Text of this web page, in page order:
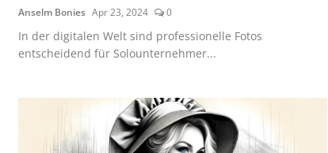
Anselm Bonies Apr 23, 2024 0
In der digitalen Welt sind professionelle Fotos
entscheidend für Solounternehmer...